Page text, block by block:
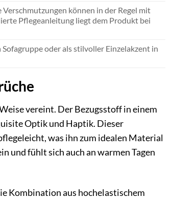
können in der Regel mit
Pflegeanleitung liegt dem Produkt bei
oder als stilvoller Einzelakzent in
vereint. Der Bezugsstoff in einem
Optik und Haptik. Dieser
was ihn zum idealen Material
und fühlt sich auch an warmen Tagen
Kombination aus hochelastischem